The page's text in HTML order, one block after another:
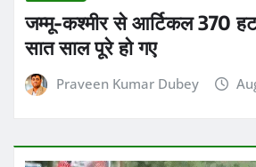
जम्मू-कश्मीर से आर्टिकल 370
सात साल पूरे हो गए
Praveen Kumar Dubey